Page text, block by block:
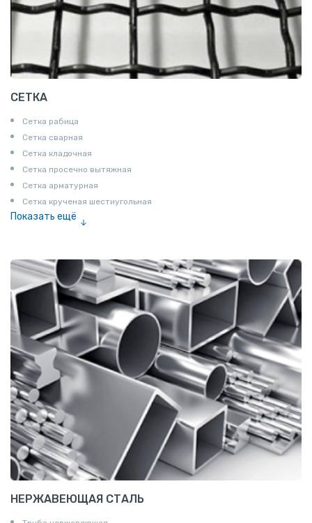
СЕТКА
Сетка рабица
Сетка сварная
Сетка кладочная
Сетка просечно вытяжная
Сетка арматурная
Сетка крученая шестиугольная
Показать ещё
НЕРЖАВЕЮЩАЯ СТАЛЬ